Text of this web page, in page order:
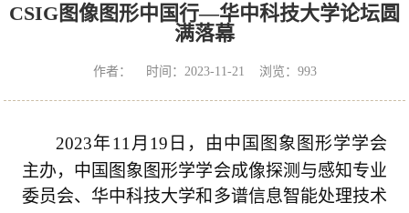
CSIG图像图形中国行—华中科技大学论坛圆
满落幕
作者： 时间：2023-11-21 浏览： 993
2023年11 月 19 日，由中国图象图形学学会
主办，中国图象图形学学会成像探测与感知专业
委员会、华中科技大学和多谱信息智能处理技术